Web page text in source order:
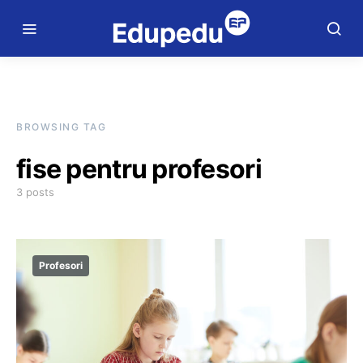
BROWSING TAG
fise pentru profesori
3 posts
Profesori